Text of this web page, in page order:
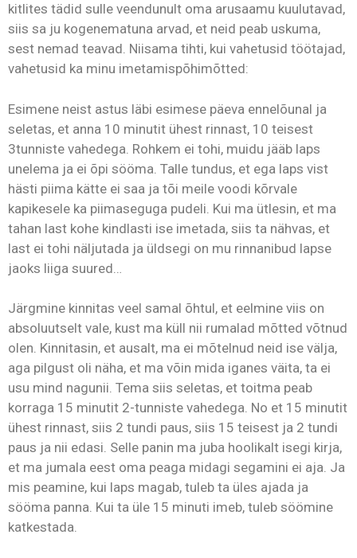
kitlites tädid sulle veendunult oma arusaamu kuulutavad,
siis sa ju kogenematuna arvad, et neid peab uskuma,
sest nemad teavad. Niisama tihti, kui vahetusid töötajad,
vahetusid ka minu imetamispõhimõtted:
Esimene neist astus läbi esimese päeva ennelõunal ja
seletas, et anna 10 minutit ühest rinnast, 10 teisest
3tunniste vahedega. Rohkem ei tohi, muidu jääb laps
unelema ja ei õpi sööma. Talle tundus, et ega laps vist
hästi piima kätte ei saa ja tõi meile voodi kõrvale
kapikesele ka piimaseguga pudeli. Kui ma ütlesin, et ma
tahan last kohe kindlasti ise imetada, siis ta nähvas, et
last ei tohi näljutada ja üldsegi on mu rinnanibud lapse
jaoks liiga suured…
Järgmine kinnitas veel samal õhtul, et eelmine viis on
absoluutselt vale, kust ma küll nii rumalad mõtted võtnud
olen. Kinnitasin, et ausalt, ma ei mõtelnud neid ise välja,
aga pilgust oli näha, et ma võin mida iganes väita, ta ei
usu mind nagunii. Tema siis seletas, et toitma peab
korraga 15 minutit 2-tunniste vahedega. No et 15 minutit
ühest rinnast, siis 2 tundi paus, siis 15 teisest ja 2 tundi
paus ja nii edasi. Selle panin ma juba hoolikalt isegi kirja,
et ma jumala eest oma peaga midagi segamini ei aja. Ja
mis peamine, kui laps magab, tuleb ta üles ajada ja
sööma panna. Kui ta üle 15 minuti imeb, tuleb söömine
katkestada.